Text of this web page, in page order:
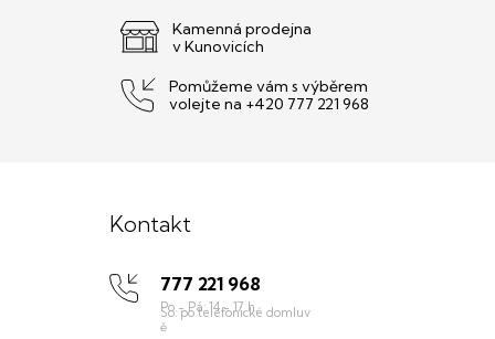
Kamenná prodejna
v Kunovicích
Pomůžeme vám s výběrem
volejte na +420 777 221 968
Kontakt
777 221 968